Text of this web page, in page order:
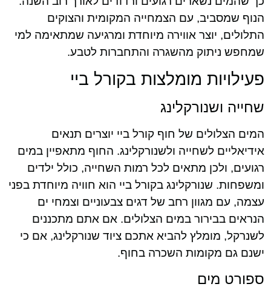
הנוף שמסביב, עם הצמחייה המקומית והצוקים
התלולים, יוצר אווירה מיוחדת ומרגיעה שמתאימה למי
שמחפש ניתוק מהשגרה והתחברות לטבע.
פעילויות מומלצות בקורל ביי
שחייה ושנורקלינג
המים הצלולים של חוף קורל ביי יוצרים תנאים
אידיאליים לשחייה ולשנורקלינג. החוף מתאפיין במים
רגועים, ולכן מתאים לכל רמות השחייה, כולל ילדים
ומשפחות. שנורקלינג בקורל ביי הוא חוויה מיוחדת בפני
עצמה, עם מגוון רחב של דגים צבעוניים וצמחי ים
הנראים בבירור במים הצלולים. אם אתם מתכננים
לשנרקל, מומלץ להביא אתכם ציוד שנורקלינג, אם כי
ישנם גם מקומות השכרה בחוף.
ספורט מים